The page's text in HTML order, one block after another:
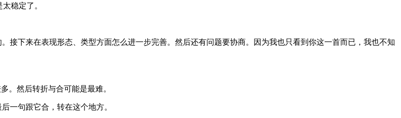
稳定了。
接下来在表现形态、类型方面怎么进一步完善。然后还有问题要协商。因为我也只看到你这一首而已，我也不知
。然后转折与合可能是最难。
一句跟它合，转在这个地方。